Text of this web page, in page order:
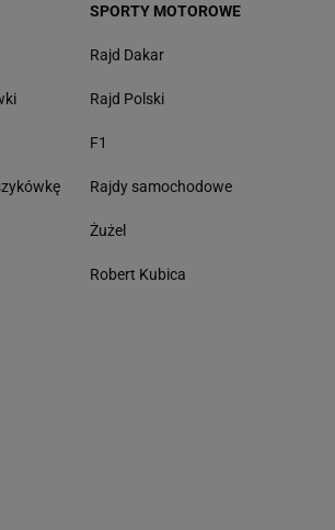
SPORTY MOTOROWE
Rajd Dakar
Rajd Polski
F1
Rajdy samochodowe
Żużel
Robert Kubica